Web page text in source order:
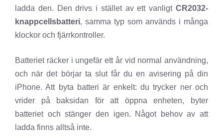
ladda den. Den drivs i stället av ett vanligt CR2032-
knappcellsbatteri, samma typ som används i många
klockor och fjärrkontroller.
Batteriet räcker i ungefär ett år vid normal användning,
och när det börjar ta slut får du en avisering på din
iPhone. Att byta batteri är enkelt: du trycker ner och
vrider på baksidan för att öppna enheten, byter
batteriet och stänger den igen. Något behov av att
ladda finns alltså inte.